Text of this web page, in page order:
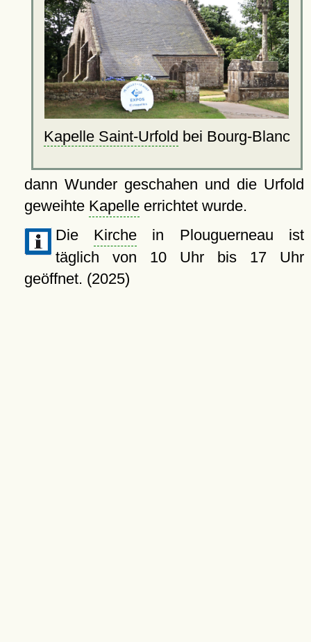
Kapelle Saint-Urfold bei Bourg-Blanc
dann Wunder geschahen und die Urfold
geweihte Kapelleerrichtet wurde.
Die Kirche in Plouguerneau ist
täglich von 10 Uhr bis 17 Uhr
geöffnet. (2025)